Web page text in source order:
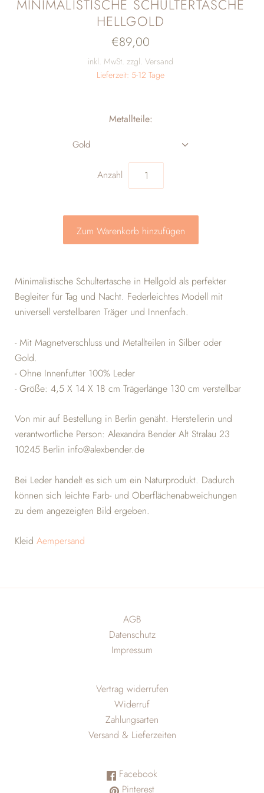
MINIMALISTISCHE SCHULTERTASCHE
HELLGOLD
€89,00
inkl. MwSt. zzgl. Versand
Lieferzeit: 5-12 Tage
Metallteile:
Gold
Anzahl
Minimalistische Schultertasche in Hellgold als perfekter
Begleiter für Tag und Nacht. Federleichtes Modell mit
universell verstellbaren Träger und Innenfach.
- Mit Magnetverschluss und Metallteilen in Silber oder
Gold.
- Ohne Innenfutter 100% Leder
- Größe: 4,5 X 14 X 18 cm Trägerlänge 130 cm verstellbar
Von mir auf Bestellung in Berlin genäht. Herstellerin und
verantwortliche Person: Alexandra Bender Alt Stralau 23
10245 Berlin info@alexbender.de
Bei Leder handelt es sich um ein Naturprodukt. Dadurch
können sich leichte Farb- und Oberflächenabweichungen
zu dem angezeigten Bild ergeben.
Kleid Aempersand
AGB
Datenschutz
Impressum
Vertrag widerrufen
Widerruf
Zahlungsarten
Versand & Lieferzeiten
Facebook
Pinterest